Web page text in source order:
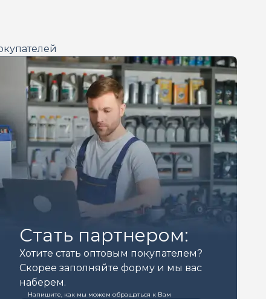
Стать партнером:
Хотите стать оптовым покупателем?
Скорее заполняйте форму и мы вас
наберем.
Напишите, как мы можем обращаться к Вам